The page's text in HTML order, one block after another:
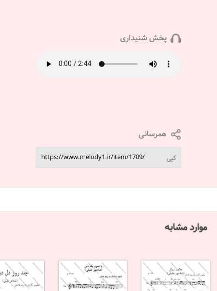
پخش شنیداری
همرسانی
کپی
موارد مشابه